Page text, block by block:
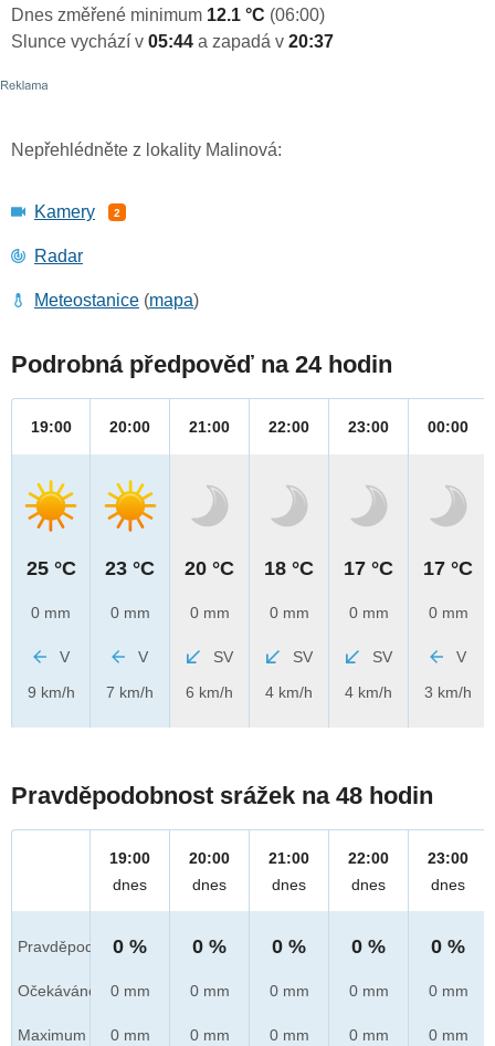
Dnes změřené minimum 12.1 °C (06:00)
Slunce vychází v 05:44 a zapadá v 20:37
Nepřehlédněte z lokality Malinová:
Kamery 2
Radar
Meteostanice (mapa)
Podrobná předpověď na 24 hodin
19:00
25 °C
0 mm
V
9 km/h
20:00
23 °C
0 mm
V
7 km/h
21:00
20 °C
0 mm
SV
6 km/h
22:00
18 °C
0 mm
SV
4 km/h
23:00
17 °C
0 mm
SV
4 km/h
00:00
17 °C
0 mm
V
3 km/h
Pravděpodobnost srážek na 48 hodin
Pravděpod.
Očekáváno
Maximum
19:00
dnes
0 %
0 mm
0 mm
20:00
dnes
0 %
0 mm
0 mm
21:00
dnes
0 %
0 mm
0 mm
22:00
dnes
0 %
0 mm
0 mm
23:00
dnes
0 %
0 mm
0 mm